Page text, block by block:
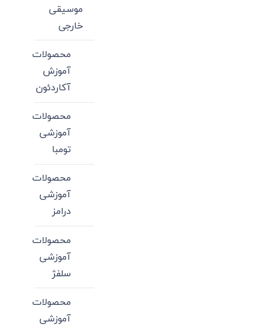
موسیقی
خارجی
محصولات
آموزش
آکاردئون
محصولات
آموزشی
تومبا
محصولات
آموزشی
درامز
محصولات
آموزشی
سلفژ
محصولات
آموزشی